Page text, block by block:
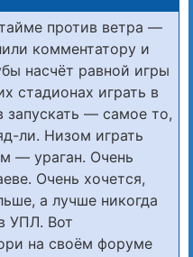
против ветра —
комментатору и
насчёт равной игры
стадионах играть в
запускать — самое то,
ли. Низом играть
— ураган. Очень
Очень хочется,
а лучше никогда
УПЛ. Вот
на своём форуме